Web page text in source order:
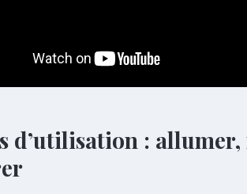
d’utilisation :